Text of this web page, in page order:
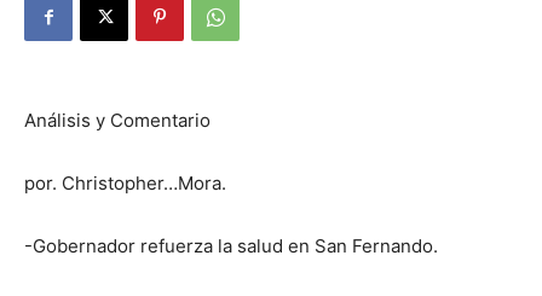
Análisis y Comentario
por. Christopher…Mora.
-Gobernador refuerza la salud en San Fernando.